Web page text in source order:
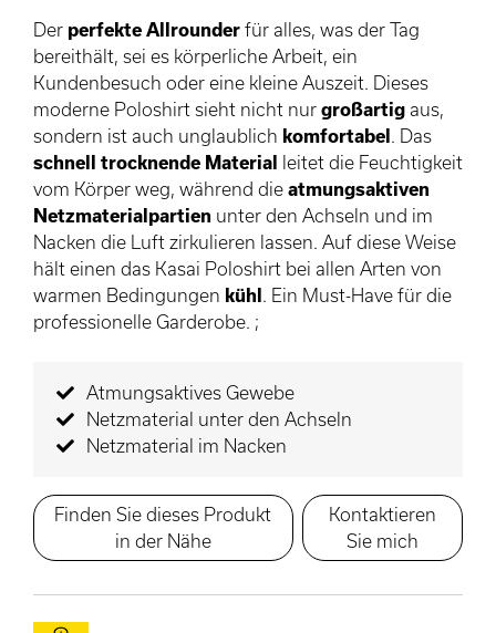
Der perfekte Allrounder für alles, was der Tag
bereithält, sei es körperliche Arbeit, ein
Kundenbesuch oder eine kleine Auszeit. Dieses
moderne Poloshirt sieht nicht nur großartig aus,
sondern ist auch unglaublich komfortabel . Das
schnell trocknende Material leitet die Feuchtigkeit
vom Körper weg, während die atmungsaktiven
Netzmaterialpartien unter den Achseln und im
Nacken die Luft zirkulieren lassen. Auf diese Weise
hält einen das Kasai Poloshirt bei allen Arten von
warmen Bedingungen kühl . Ein Must-Have für die
professionelle Garderobe. ;
Atmungsaktives Gewebe
Netzmaterial unter den Achseln
Netzmaterial im Nacken
Finden Sie dieses Produkt
in der Nähe
Kontaktieren
Sie mich